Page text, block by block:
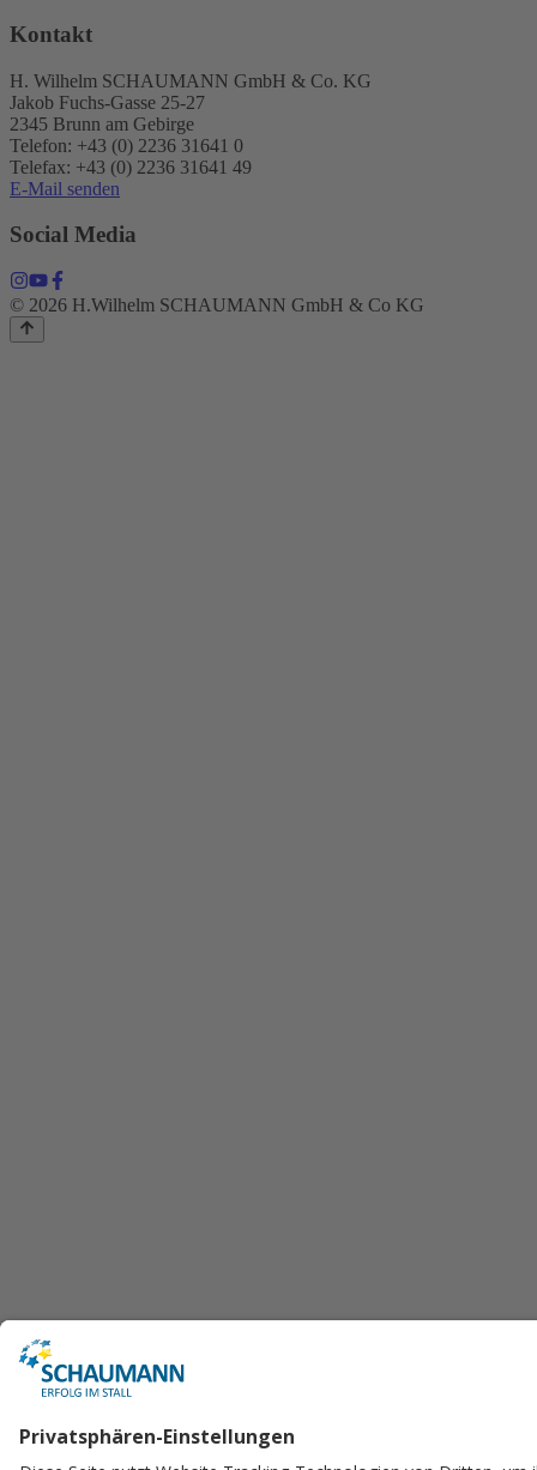
Kontakt
H. Wilhelm SCHAUMANN GmbH & Co. KG
Jakob Fuchs-Gasse 25-27
2345 Brunn am Gebirge
Telefon: +43 (0) 2236 31641 0
Telefax: +43 (0) 2236 31641 49
E-Mail senden
Social Media
© 2026 H.Wilhelm SCHAUMANN GmbH & Co KG